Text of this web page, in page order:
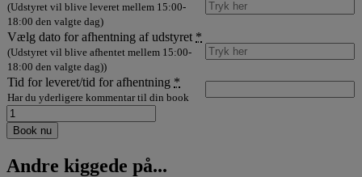
(Udstyret vil blive leveret mellem 15:00-
18:00 den valgte dag)
Vælg dato for afhentning af udstyret *
(Udstyret vil blive afhentet mellem 15:00-
18:00 den valgte dag))
Tid for leveret/tid for afhentning *
Har du yderligere kommentar til din book
Tjekkisk
øl
demon
-
Book nu
Andre kiggede på...